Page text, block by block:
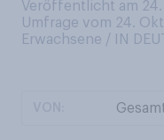
Veröffentlicht am
Umfrage vom 24.
Erwachsene / IN